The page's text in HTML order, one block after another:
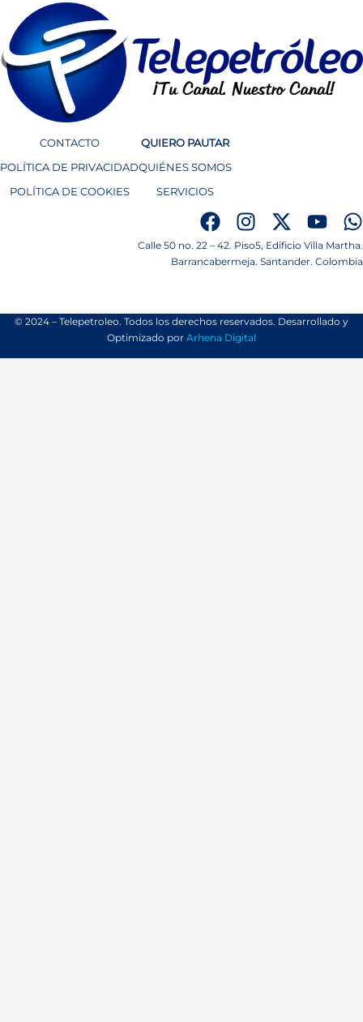
CONTACTO
POLÍTICA DE PRIVACIDAD
POLÍTICA DE COOKIES
QUIERO PAUTAR
QUIÉNES SOMOS
SERVICIOS
Calle 50 no. 22 – 42. Piso5, Edificio Villa Martha.
Barrancabermeja. Santander. Colombia
© 2024 – Telepetroleo. Todos los derechos reservados. Desarrollado y
Optimizado por Arhena Digital